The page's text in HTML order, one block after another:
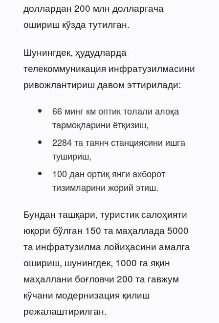
доллардан 200 млн долларгача
ошириш кўзда тутилган.
Шунингдек, ҳудудларда
телекоммуникация инфратузилмасини
ривожлантириш давом эттирилади:
66 минг км оптик толали алоқа
тармоқларини ётқизиш,
2284 та таянч станциясини ишга
тушириш,
100 дан ортиқ янги ахборот
тизимларини жорий этиш.
Бундан ташқари, туристик салоҳияти
юқори бўлган 150 та маҳаллада 5000
та инфратузилма лойиҳасини амалга
ошириш, шунингдек, 1000 га яқин
маҳаллани боғловчи 200 та гавжум
кўчани модернизация қилиш
режалаштирилган.